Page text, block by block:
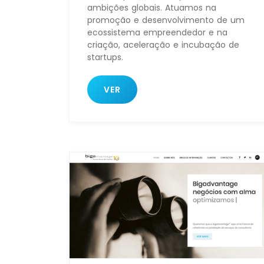
ambições globais. Atuamos na
promoção e desenvolvimento de um
ecossistema empreendedor e na
criação, aceleração e incubação de
startups.
VER